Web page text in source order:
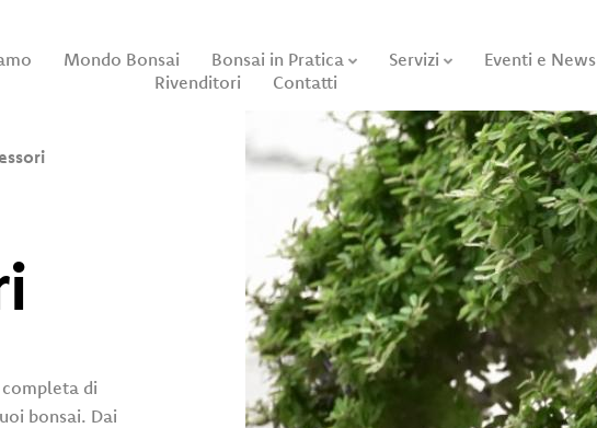
Mondo Bonsai Bonsai in Pratica Servizi
Eventi e News
Rivenditori
Contatti
di
bonsai. Dai